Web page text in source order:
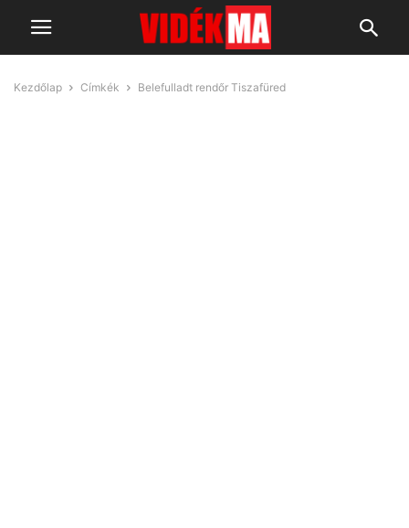
Kezdőlap Címkék Belefulladt rendőr Tiszafüred